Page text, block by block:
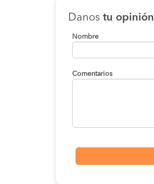
Danos tu opinión
Nombre
Comentarios